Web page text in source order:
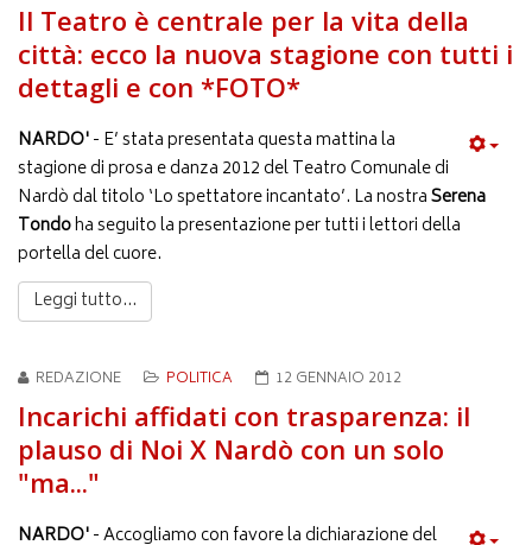
Il Teatro è centrale per la vita della
città: ecco la nuova stagione con tutti i
dettagli e con *FOTO*
NARDO'- E’ stata presentata questa mattina la
stagione di prosa e danza 2012 del Teatro Comunale di
Nardò dal titolo ‘Lo spettatore incantato’. La nostraSerena
Tondoha seguito la presentazione per tutti i lettori della
portella del cuore.
Leggi tutto...
REDAZIONE POLITICA 12 GENNAIO 2012
Incarichi affidati con trasparenza: il
plauso di Noi X Nardò con un solo
"ma..."
NARDO'- Accogliamo con favore la dichiarazione del